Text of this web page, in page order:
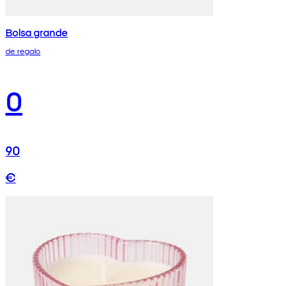
Bolsa grande
de regalo
0
90
€